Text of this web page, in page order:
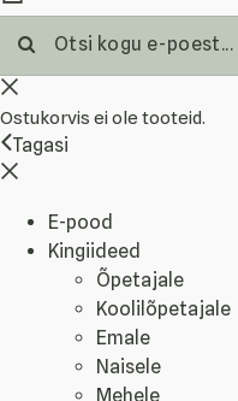
Ostukorvis ei ole tooteid.
Tagasi
E-pood
Kingiideed
Õpetajale
Koolilõpetajale
Emale
Naisele
Mehele